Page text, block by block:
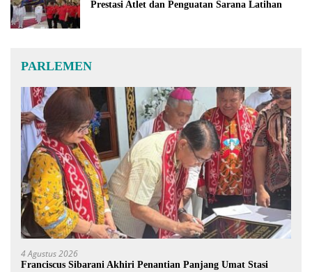
Prestasi Atlet dan Penguatan Sarana Latihan
PARLEMEN
4 Agustus 2026
Franciscus Sibarani Akhiri Penantian Panjang Umat Stasi